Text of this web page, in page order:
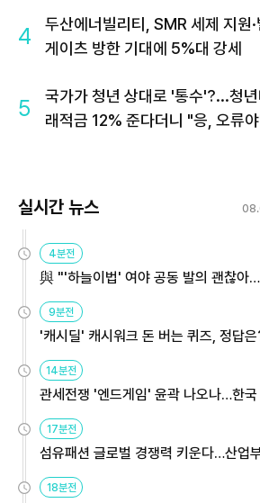
4
두산에너빌리티, SMR 세제 지원·
게이츠 방한 기대에 5%대 강세
5
국가가 청년 상대로 '통수'?...청년
래적금 12% 준다더니 "응, 오류
실시간 뉴스
4분전
與 "'하늘이법' 여야 공동 발의 괜찮아
9분전
'캐시딜' 캐시워크 돈 버는 퀴즈, 정답
14분전
관세전쟁 '엔드게임' 윤곽 나오나…한
용해야
17분전
섬유패션 글로벌 경쟁력 키운다…산업
원
18분전